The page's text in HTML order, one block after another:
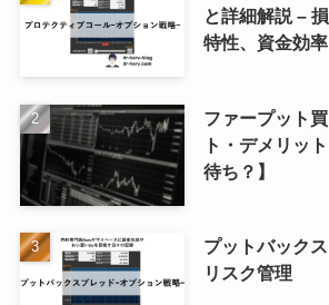
と詳細解説 –
特性、資金効率
ファープット
ト・デメリッ
待ち？】
プットバック
リスク管理